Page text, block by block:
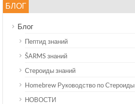
БЛОГ
Блог
Пептид знаний
ŠARMS знаний
Стероиды знаний
Homebrew Руководство по Стероиды
НОВОСТИ